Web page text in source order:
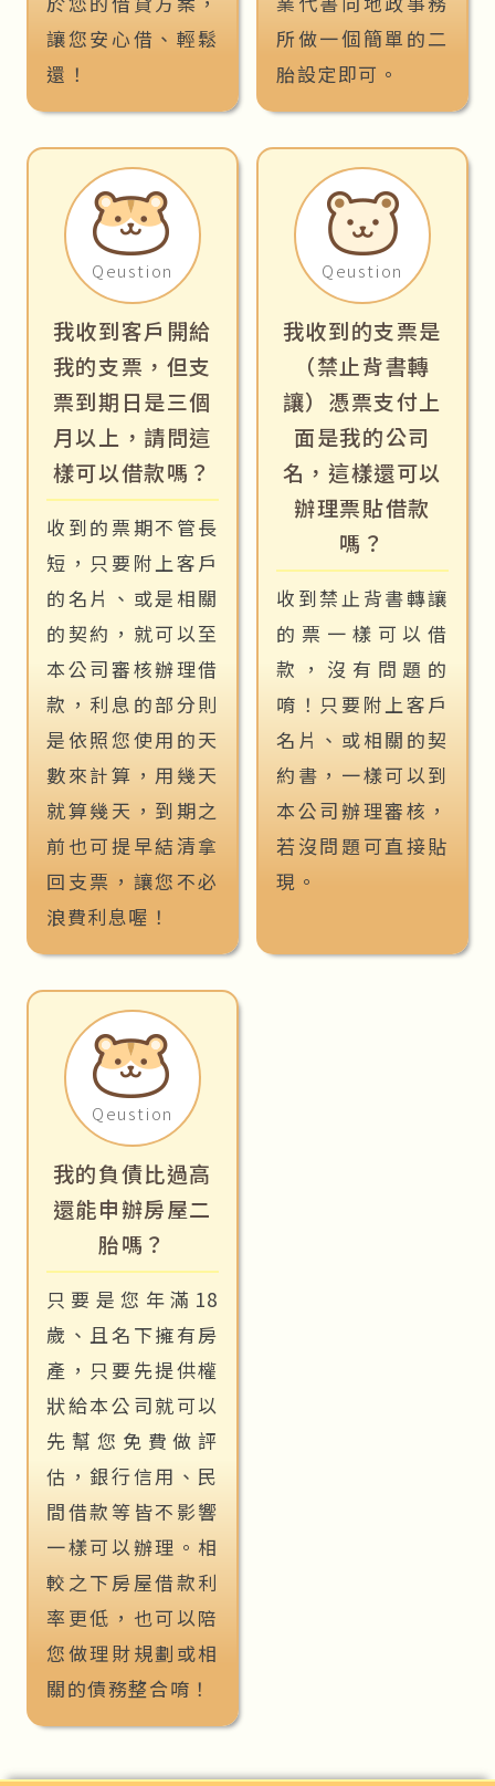
讓您安心借、輕鬆
還！
所做一個簡單的二
胎設定即可。
Qeustion
我收到客戶開給
我的支票，但支
票到期日是三個
月以上，請問這
樣可以借款嗎？
收到的票期不管長
短，只要附上客戶
的名片、或是相關
的契約，就可以至
本公司審核辦理借
款，利息的部分則
是依照您使用的天
數來計算，用幾天
就算幾天，到期之
前也可提早結清拿
回支票，讓您不必
浪費利息喔！
Qeustion
我收到的支票是
（禁止背書轉
讓）憑票支付上
面是我的公司
名，這樣還可以
辦理票貼借款
嗎？
收到禁止背書轉讓
的票一樣可以借
款，沒有問題的
唷！只要附上客戶
名片、或相關的契
約書，一樣可以到
本公司辦理審核，
若沒問題可直接貼
現。
Qeustion
我的負債比過高
還能申辦房屋二
胎嗎？
只要是您年滿18
歲、且名下擁有房
產，只要先提供權
狀給本公司就可以
先幫您免費做評
估，銀行信用、民
間借款等皆不影響
一樣可以辦理。相
較之下房屋借款利
率更低，也可以陪
您做理財規劃或相
關的債務整合唷！